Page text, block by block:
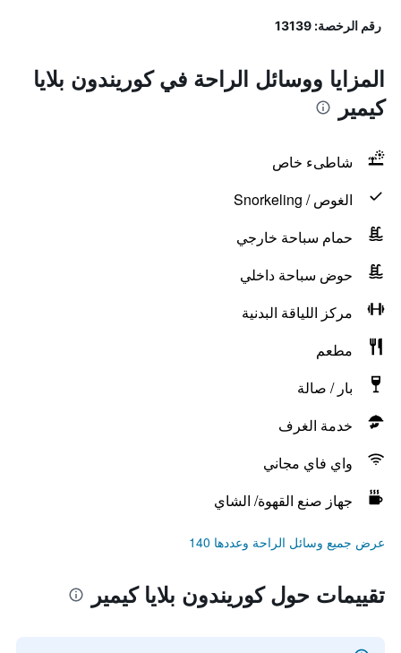
رقم الرخصة: 13139
المزايا ووسائل الراحة في كوريندون بلايا
كيمير
شاطىء خاص
الغوص / Snorkeling
حمام سباحة خارجي
حوض سباحة داخلي
مركز اللياقة البدنية
مطعم
بار / صالة
خدمة الغرف
واي فاي مجاني
جهاز صنع القهوة/ الشاي
عرض جميع وسائل الراحة وعددها 140
تقييمات حول كوريندون بلايا كيمير